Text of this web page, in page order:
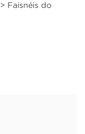
> Faisnéis do